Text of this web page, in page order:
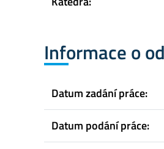
Informace o
Datum zadání práce:
Datum podání práce: